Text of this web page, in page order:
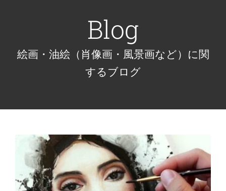
Blog
絵画・油絵（肖像画・風景画など）に関
するブログ
油絵絵画の技法